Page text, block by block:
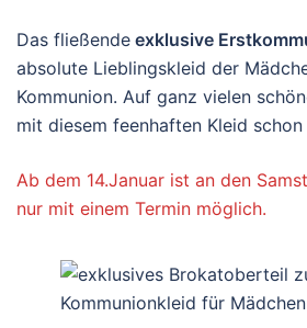
Das fließende exklusive
absolute Lieblingskleid der
Kommunion. Auf ganz vielen
mit diesem feenhaften Kleid
Ab dem 14.Januar ist an den
nur mit einem Termin möglich.